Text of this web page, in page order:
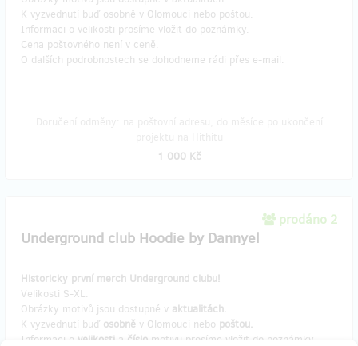
K vyzvednutí buď osobně v Olomouci nebo poštou.
Informaci o velikosti prosíme vložit do poznámky.
Cena poštovného není v ceně.
O dalších podrobnostech se dohodneme rádi přes e-mail.
1 000 Kč
prodáno 2
Underground club Hoodie by Dannyel
Historicky první merch Underground clubu!
Velikosti S-XL.
Obrázky motivů jsou dostupné v aktualitách.
K vyzvednutí buď osobně v Olomouci nebo poštou.
Informaci o velikosti a číslo motivu prosíme vložit do poznámky.